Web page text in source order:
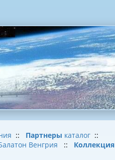
:: Партнеры каталог ::
Венгрия :: Коллекция